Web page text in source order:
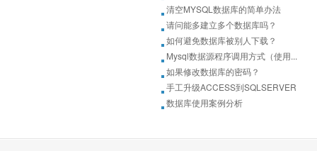
清空MYSQL数据库的简单办法
请问能多建立多个数据库吗？
如何避免数据库被别人下载？
Mysql数据源程序调用方式（使用...
如果修改数据库的密码？
手工升级ACCESS到SQLSERVER
数据库使用案例分析